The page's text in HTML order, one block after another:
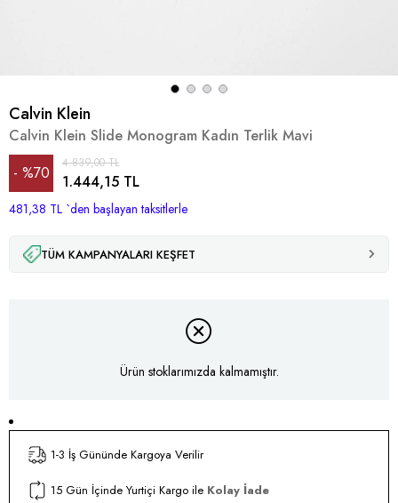
Calvin Klein
Calvin Klein Slide Monogram Kadın Terlik Mavi
%70
İndirim
4.839,00 TL
1.444,15 TL
481,38 TL `den başlayan taksitlerle
TÜM KAMPANYALARI KEŞFET
Ürün stoklarımızda kalmamıştır.
1-3 İş Gününde Kargoya Verilir
15 Gün İçinde Yurtiçi Kargo ile Kolay İade